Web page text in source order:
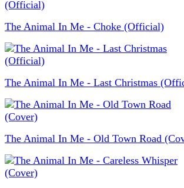
The Animal In Me - Choke (Official)
The Animal In Me - Last Christmas
The Animal In Me - Old Town Road